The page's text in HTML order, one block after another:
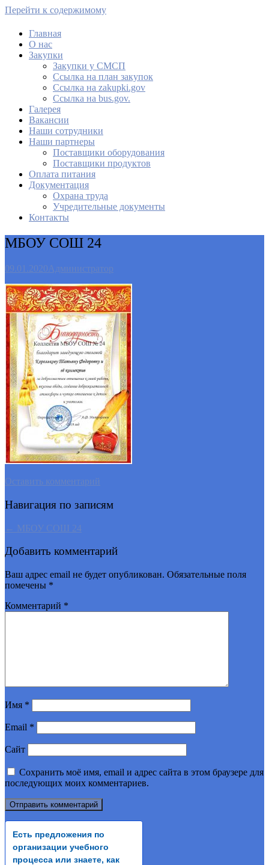
Перейти к содержимому
МАУ Комбинат питания
Главная
О нас
Закупки
Закупки у СМСП
Cсылка на план закупок
Cсылка на zakupki.gov
Ссылка на bus.gov.
Галерея
Вакансии
Наши сотрудники
Наши партнеры
Поставщики оборудования
Поставщики продуктов
Оплата питания
Документация
Охрана труда
Учредительные документы
Контакты
МБОУ СОШ 24
09.01.2020 Администратор
Оставить комментарий
Навигация по записям
← МБОУ СОШ 24
Добавить комментарий
Ваш адрес email не будет опубликован. Обязательные поля
помечены *
Комментарий *
Имя *
Email *
Сайт
Сохранить моё имя, email и адрес сайта в этом браузере для
последующих моих комментариев.
Есть предложения по
организации учебного
процесса или знаете, как